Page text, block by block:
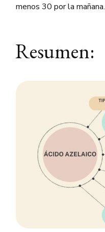
menos 30 por la mañana.
Resumen: